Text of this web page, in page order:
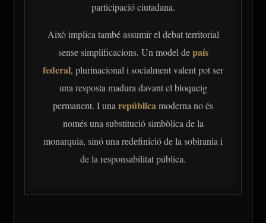
participació ciutadana.
Això implica també assumir el debat territorial
sense simplificacions. Un model depaís
federal, plurinacional i socialment valent pot ser
una resposta madura davant el bloqueig
permanent. I una repúblicamoderna no és
només una substitució simbòlica de la
monarquia, sinó una redefinició de la sobirania i
de la responsabilitat pública.